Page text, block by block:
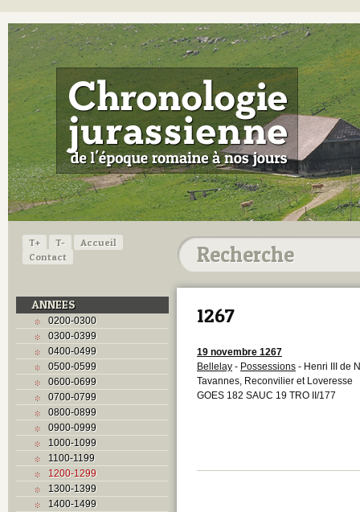
T+ T-
Accueil
Contact
ANNEES
0200-0300
0300-0399
0400-0499
0500-0599
0600-0699
0700-0799
0800-0899
0900-0999
1000-1099
1100-1199
1200-1299
1300-1399
1400-1499
1267
19 novembre 1267
Bellelay - Possessions - Henri III de
Tavannes, Reconvilier et Loveresse
GOES 182 SAUC 19 TRO II/177